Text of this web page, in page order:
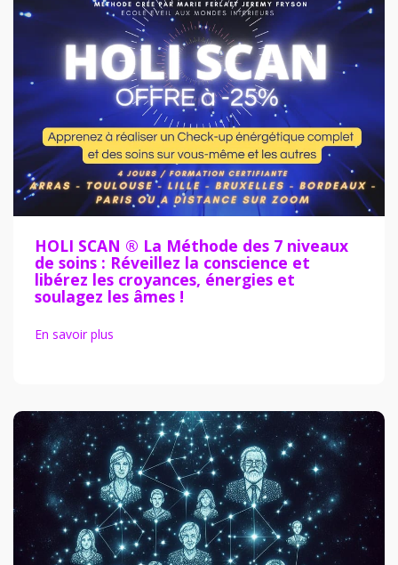
HOLI SCAN ® La Méthode des 7 niveaux
de soins : Réveillez la conscience et
libérez les croyances, énergies et
soulagez les âmes !
En savoir plus